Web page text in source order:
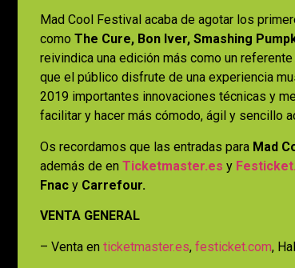
Mad Cool Festival acaba de agotar los
como The Cure, Bon Iver, Smashing
reivindica una edición más como un
que el público disfrute de una experiencia
2019 importantes innovaciones técnicas y
facilitar y hacer más cómodo, ágil y sencillo
Os recordamos que las entradas para Mad
además de en Ticketmaster.es y
Fnac y Carrefour.
VENTA GENERAL
– Venta en ticketmaster.es, festicket.com,